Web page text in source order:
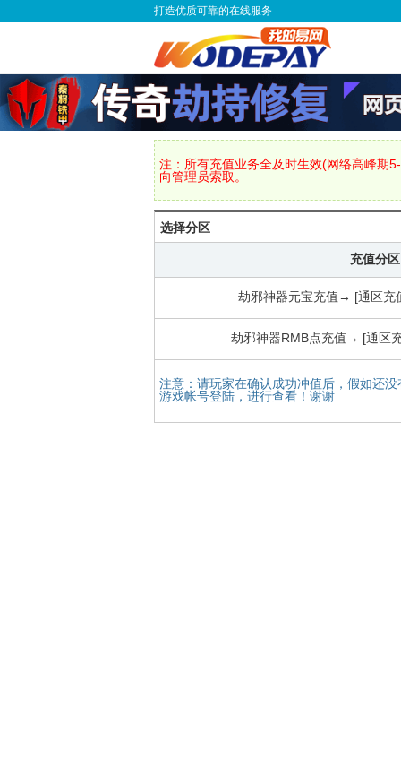
打造优质可靠的在线服务
注：所有充值业务全及时生效(网络高峰期
向管理员索取。
选择分区
充值分区
劫邪神器元宝充值→ [通区充
劫邪神器RMB点充值→ [通区
注意：请玩家在确认成功冲值后，假如还
游戏帐号登陆，进行查看！谢谢